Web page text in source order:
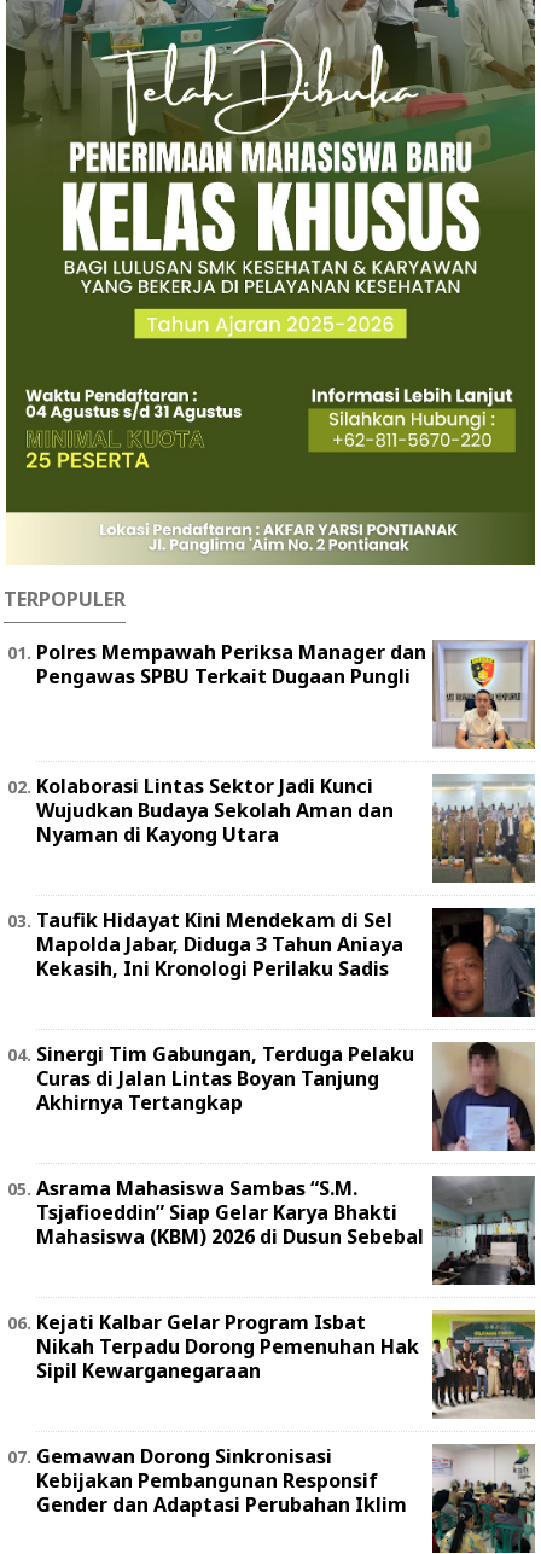
TERPOPULER
Polres Mempawah Periksa Manager dan
Pengawas SPBU Terkait Dugaan Pungli
Kolaborasi Lintas Sektor Jadi Kunci
Wujudkan Budaya Sekolah Aman dan
Nyaman di Kayong Utara
Taufik Hidayat Kini Mendekam di Sel
Mapolda Jabar, Diduga 3 Tahun Aniaya
Kekasih, Ini Kronologi Perilaku Sadis
Sinergi Tim Gabungan, Terduga Pelaku
Curas di Jalan Lintas Boyan Tanjung
Akhirnya Tertangkap
Asrama Mahasiswa Sambas “S.M.
Tsjafioeddin” Siap Gelar Karya Bhakti
Mahasiswa (KBM) 2026 di Dusun Sebebal
Kejati Kalbar Gelar Program Isbat
Nikah Terpadu Dorong Pemenuhan Hak
Sipil Kewarganegaraan
Gemawan Dorong Sinkronisasi
Kebijakan Pembangunan Responsif
Gender dan Adaptasi Perubahan Iklim